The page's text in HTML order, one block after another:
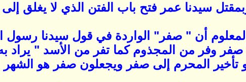
سيدنا عمر فتح باب الفتن الذي لا يغلق إلى
المعلوم أن " صفر" الواردة في قول سيدنا
صفر وفر من المجذوم كما تفر من الأسد " يراد
تأخير المحرم إلى صفر ويجعلون صفر هو الشهر